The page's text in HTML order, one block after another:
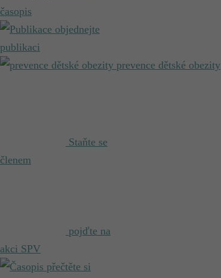
časopis
objednejte
publikaci
prevence dětské obezity
Staňte se
členem
pojďte na
akci SPV
přečtěte si